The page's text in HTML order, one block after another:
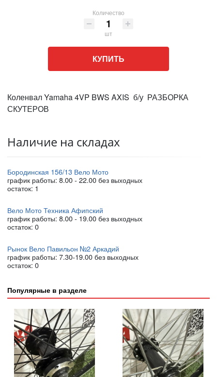
Количество
шт
КУПИТЬ
Коленвал Yamaha 4VP BWS AXIS б/у РАЗБОРКА
СКУТЕРОВ
Наличие на складах
Бородинская 156/13 Вело Мото
график работы: 8.00 - 22.00 без выходных
остаток: 1
Вело Мото Техника Афипский
график работы: 8.00 - 19.00 без выходных
остаток: 0
Рынок Вело Павильон №2 Аркадий
график работы: 7.30-19.00 без выходных
остаток: 0
Популярные в разделе